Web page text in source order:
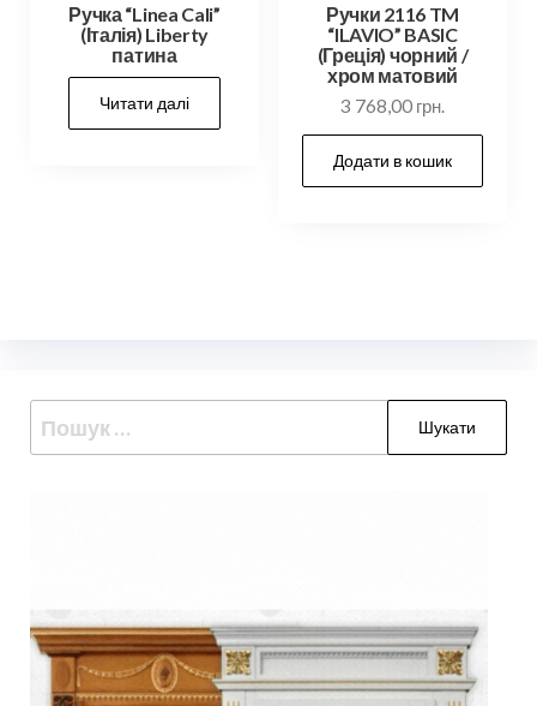
Ручка “Linea Cali”
(Італія) Liberty
патина
Читати далі
Ручки 2116 TM
“ILAVIO” BASIC
(Греція) чорний /
хром матовий
3 768,00 грн.
Додати в кошик
Пошук: